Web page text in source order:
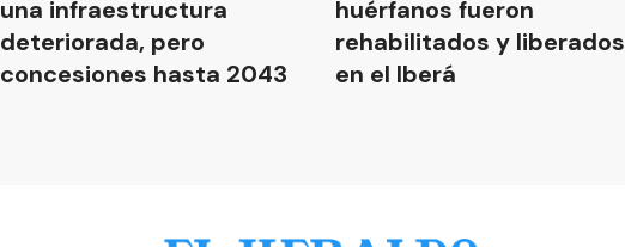
una infraestructura
deteriorada, pero
concesiones hasta 2043
huérfanos fueron
rehabilitados y liberados
en el Iberá